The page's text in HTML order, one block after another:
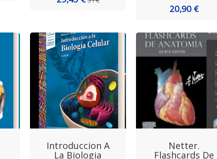
20,90 €
Introduccion A
La Biologia
Netter.
Flashcards De